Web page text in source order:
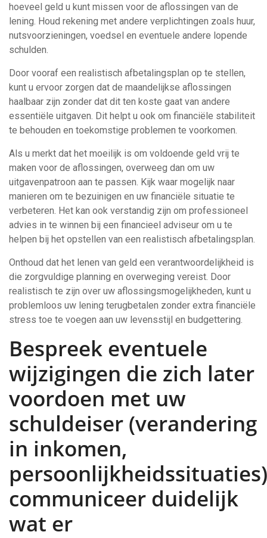
hoeveel geld u kunt missen voor de aflossingen van de
lening. Houd rekening met andere verplichtingen zoals huur,
nutsvoorzieningen, voedsel en eventuele andere lopende
schulden.
Door vooraf een realistisch afbetalingsplan op te stellen,
kunt u ervoor zorgen dat de maandelijkse aflossingen
haalbaar zijn zonder dat dit ten koste gaat van andere
essentiële uitgaven. Dit helpt u ook om financiële stabiliteit
te behouden en toekomstige problemen te voorkomen.
Als u merkt dat het moeilijk is om voldoende geld vrij te
maken voor de aflossingen, overweeg dan om uw
uitgavenpatroon aan te passen. Kijk waar mogelijk naar
manieren om te bezuinigen en uw financiële situatie te
verbeteren. Het kan ook verstandig zijn om professioneel
advies in te winnen bij een financieel adviseur om u te
helpen bij het opstellen van een realistisch afbetalingsplan.
Onthoud dat het lenen van geld een verantwoordelijkheid is
die zorgvuldige planning en overweging vereist. Door
realistisch te zijn over uw aflossingsmogelijkheden, kunt u
problemloos uw lening terugbetalen zonder extra financiële
stress toe te voegen aan uw levensstijl en budgettering.
Bespreek eventuele
wijzigingen die zich later
voordoen met uw
schuldeiser (verandering
in inkomen,
communiceer duidelijk
wat er